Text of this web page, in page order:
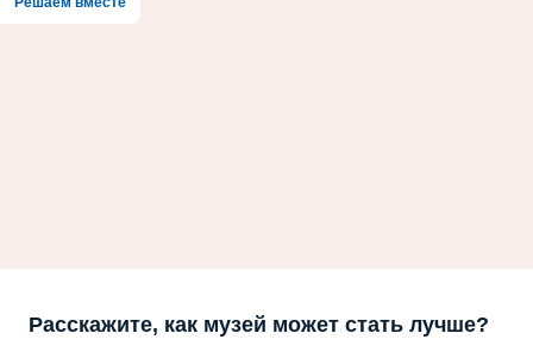
Расскажите, как музей может стать лучше?